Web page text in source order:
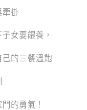
牽掛
女要餵養，
的三餐溫飽
的勇氣！